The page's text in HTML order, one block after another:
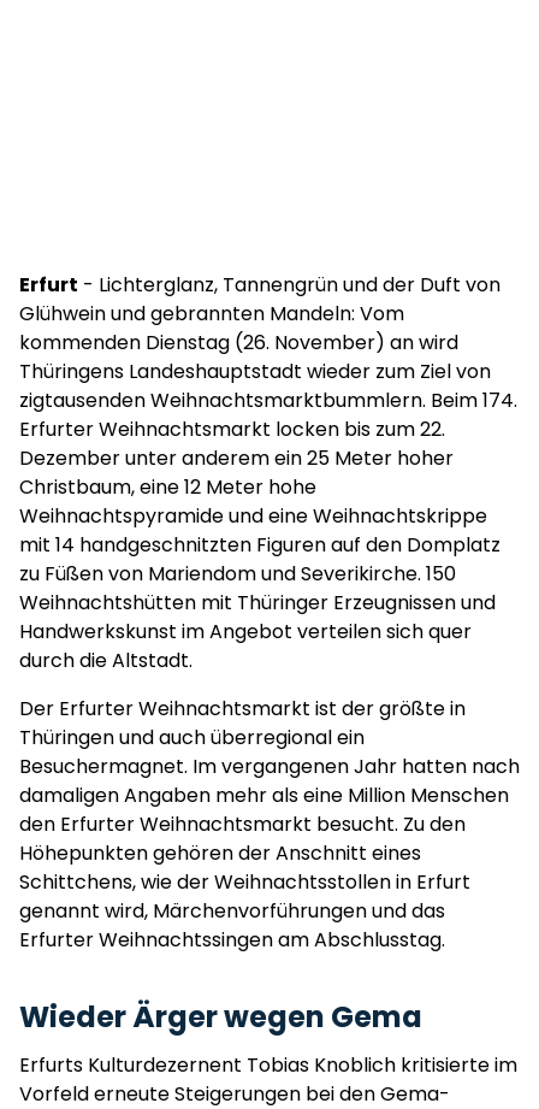
Erfurt - Lichterglanz, Tannengrün und der Duft von
Glühwein und gebrannten Mandeln: Vom
kommenden Dienstag (26. November) an wird
Thüringens Landeshauptstadt wieder zum Ziel von
zigtausenden Weihnachtsmarktbummlern. Beim 174.
Erfurter Weihnachtsmarkt locken bis zum 22.
Dezember unter anderem ein 25 Meter hoher
Christbaum, eine 12 Meter hohe
Weihnachtspyramide und eine Weihnachtskrippe
mit 14 handgeschnitzten Figuren auf den Domplatz
zu Füßen von Mariendom und Severikirche. 150
Weihnachtshütten mit Thüringer Erzeugnissen und
Handwerkskunst im Angebot verteilen sich quer
durch die Altstadt.
Der Erfurter Weihnachtsmarkt ist der größte in
Thüringen und auch überregional ein
Besuchermagnet. Im vergangenen Jahr hatten nach
damaligen Angaben mehr als eine Million Menschen
den Erfurter Weihnachtsmarkt besucht. Zu den
Höhepunkten gehören der Anschnitt eines
Schittchens, wie der Weihnachtsstollen in Erfurt
genannt wird, Märchenvorführungen und das
Erfurter Weihnachtssingen am Abschlusstag.
Wieder Ärger wegen Gema
Erfurts Kulturdezernent Tobias Knoblich kritisierte im
Vorfeld erneute Steigerungen bei den Gema-